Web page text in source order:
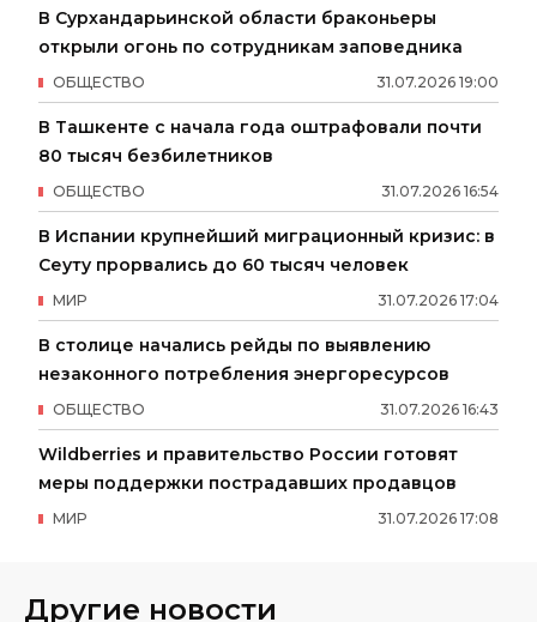
В Сурхандарьинской области браконьеры
открыли огонь по сотрудникам заповедника
31.07.2026 19:00
ОБЩЕСТВО
В Ташкенте с начала года оштрафовали почти
80 тысяч безбилетников
31.07.2026 16:54
ОБЩЕСТВО
В Испании крупнейший миграционный кризис: в
Сеуту прорвались до 60 тысяч человек
31.07.2026 17:04
МИР
В столице начались рейды по выявлению
незаконного потребления энергоресурсов
31.07.2026 16:43
ОБЩЕСТВО
Wildberries и правительство России готовят
меры поддержки пострадавших продавцов
31.07.2026 17:08
МИР
Другие новости